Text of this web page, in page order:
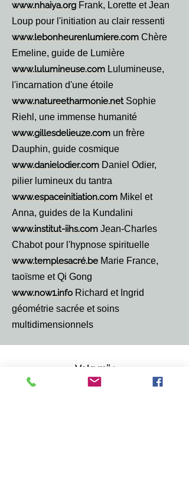
www.nhaiya.org Frank, Lorette et Jean
Loup pour l'initiation au clair ressenti
www.lebonheurenlumiere.com Chère
Emeline, guide de Lumière
www.lulumineuse.com Lulumineuse,
l'incarnation d'une étoile
www.natureetharmonie.net Sophie
Riehl, une immense humanité
www.gillesdelieuze.com un frère
Dauphin, guide cosmique
www.danielodier.com Daniel Odier,
pilier lumineux du tantra
www.espaceinitiation.com Mikel et
Anna, guides de la Kundalini
www.institut-iihs.com Jean-Charles
Chabot pour l'hypnose spirituelle
www.templesacré.be Marie France,
taoïsme et Qi Gong
www.now1.info Richard et Ingrid
géométrie sacrée et soins
multidimensionnels
Volg mij :